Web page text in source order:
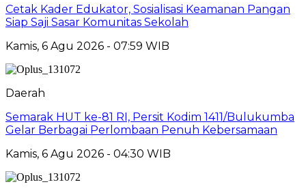
Cetak Kader Edukator, Sosialisasi Keamanan Pangan
Siap Saji Sasar Komunitas Sekolah
Kamis, 6 Agu 2026 - 07:59 WIB
Daerah
Semarak HUT ke-81 RI, Persit Kodim 1411/Bulukumba
Gelar Berbagai Perlombaan Penuh Kebersamaan
Kamis, 6 Agu 2026 - 04:30 WIB